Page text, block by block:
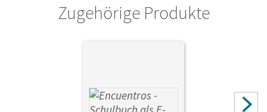
Zugehörige Produkte